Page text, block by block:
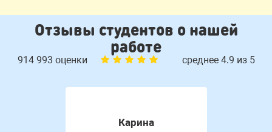
Отзывы студентов о нашей
работе
914 993 оценки среднее 4.9 из 5
Карина